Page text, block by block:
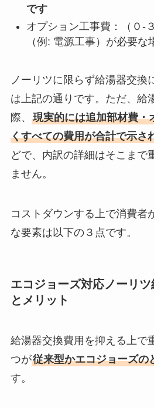
です
オプション工事費：（０-
（例: 電源工事）が必要な
ノーリツに限らず給湯器交換
は上記の通りです。ただ、給
際、 現実的には追加部材費・
くすべての費用が合計で示さ
どで、内訳の詳細はそこまで
ません。
コストダウンする上で消費者
な要素は以下の３点です。
エコジョーズ対応ノーリ
とメリット
給湯器交換費用を抑える上で
つが従来型かエコジョーズの
す。